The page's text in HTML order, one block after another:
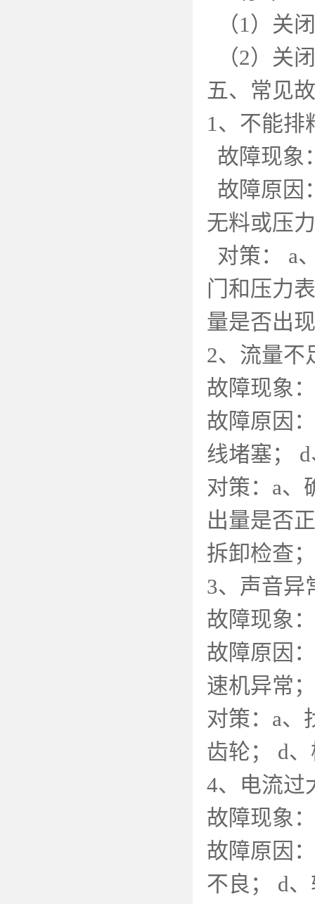
（1）关
（2）关
五、常见
1、不能排
故障现象
故障原因
无料或压
对策：
a
门和压力
量是否出
2、流量不
故障现象
故障原因：
线堵塞；
d
对策： a、
出量是否
拆卸检查；
3、声音异
故障现象
故障原因：
速机异常；
对策： a、
齿轮；
d
4、电流过
故障现象
故障原因：
不良；
d